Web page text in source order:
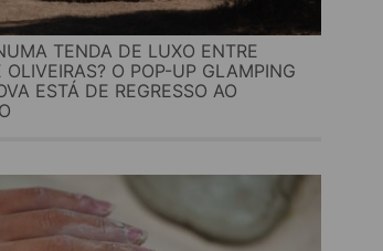
TENDA DE LUXO ENTRE
OLIVEIRAS? O POP-UP GLAMPING
ESTÁ DE REGRESSO AO